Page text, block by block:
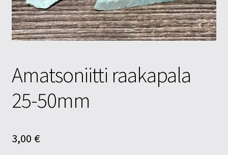
Tietosuojaseloste
Tuotteet
Amatsoniitti raakapala
25-50mm
3,00 €